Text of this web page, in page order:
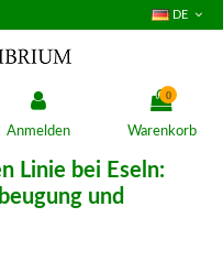
DE
Anmelden
0
Warenkorb
Linie bei Eseln:
und